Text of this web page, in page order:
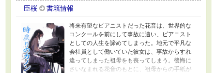
臣桜 書籍情報
将来有望なピアニストだった花音は、世界的な
コンクールを前にして事故に遭い、ピアニスト
としての人生を諦めてしまった。地元で平凡な
会社員として働いていた彼女は、事故からすれ
違ってしまった祖母をも喪ってしまう。後悔に
さいなまれる花音のもとに、祖母からの手紙が